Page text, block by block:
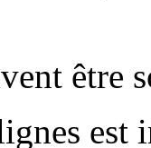
être
est